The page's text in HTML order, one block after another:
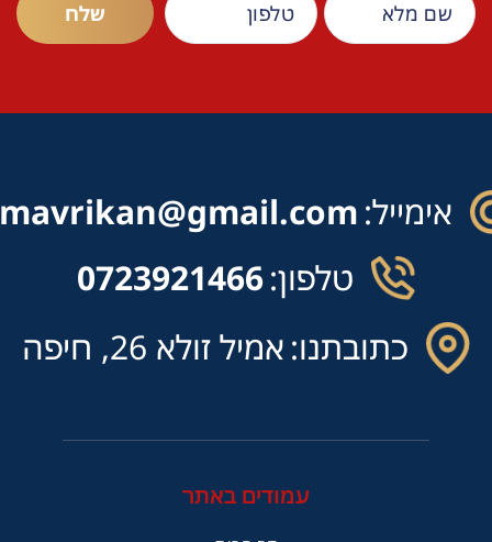
אימייל:
טלפון:0723921466
כתובתנו:אמיל זולא 26, חיפה
עמודים באתר